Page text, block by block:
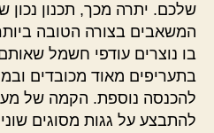
שלכם. יתרה מכך, תכנון נכון
המשאבים בצורה הטובה
בו נוצרים עודפי חשמל
בתעריפים מאוד מכובדים
להכנסה נוספת. הקמה של
להתבצע על גגות מסוגים